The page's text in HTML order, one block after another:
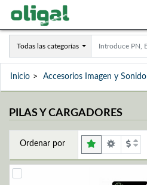
Todas las categorías
Inicio Accesorios Imagen y Sonido
PILAS Y CARGADORES
Ordenar por